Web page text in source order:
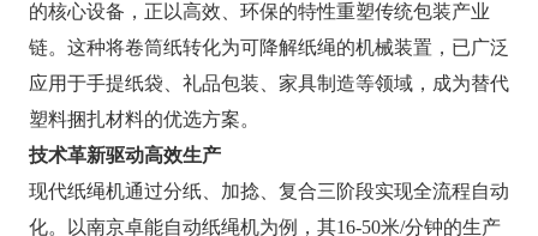
的核心设备，正以高效、环保的特性重塑传统包装产业
链。这种将卷筒纸转化为可降解纸绳的机械装置，已广泛
应用于手提纸袋、礼品包装、家具制造等领域，成为替代
塑料捆扎材料的优选方案。
技术革新驱动高效生产
现代纸绳机通过分纸、加捻、复合三阶段实现全流程自动
化。以南京卓能自动纸绳机为例，其16-50米/分钟的生产